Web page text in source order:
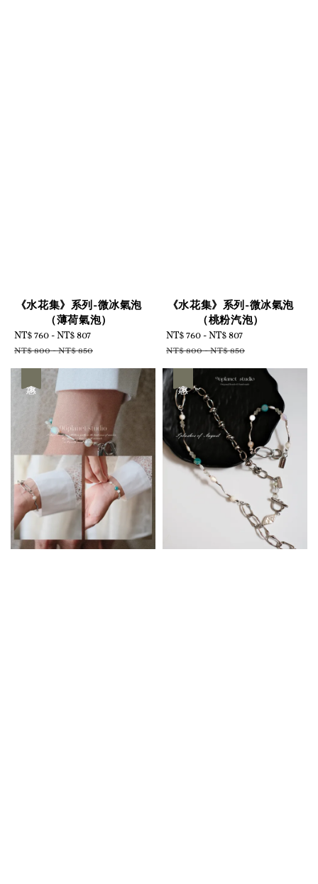
《水花集》系列-微冰氣泡
（薄荷氣泡）
Sale
price
NT$ 760 -NT$ 807
NT$ 800-NT$ 850
《水花集》系列-微冰氣泡
（桃粉汽泡）
Sale
price
NT$ 760 -NT$ 807
NT$ 800-NT$ 850